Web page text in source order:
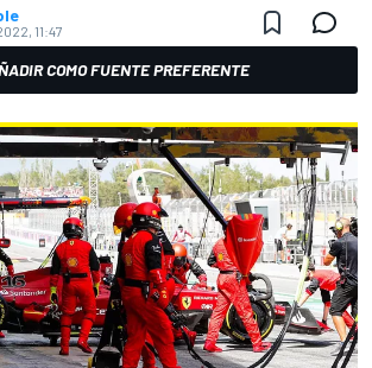
11:47
COMO FUENTE PREFERENTE